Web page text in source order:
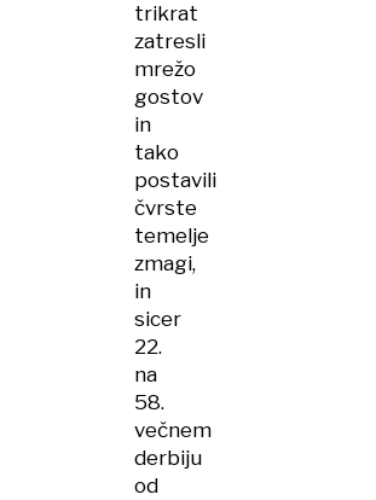
trikrat
zatresli
mrežo
gostov
in
tako
postavili
čvrste
temelje
zmagi,
in
sicer
22.
na
58.
večnem
derbiju
od